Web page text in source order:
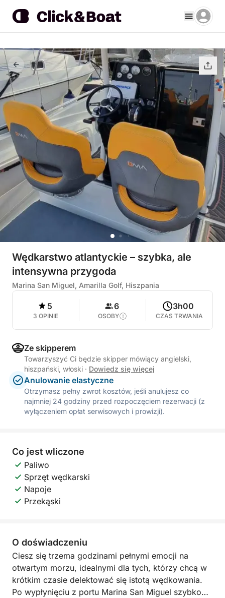
Wędkarstwo atlantyckie – szybka, ale
intensywna przygoda
Marina San Miguel, Amarilla Golf, Hiszpania
5
3 OPINIE
6
OSOBY
3h00
CZAS TRWANIA
Ze skipperem
Towarzyszyć Ci będzie skipper mówiący angielski,
hiszpański, włoski · Dowiedz się więcej
Anulowanie elastyczne
Otrzymasz pełny zwrot kosztów, jeśli anulujesz co
najmniej 24 godziny przed rozpoczęciem rezerwacji (z
wyłączeniem opłat serwisowych i prowizji).
Co jest wliczone
Paliwo
Sprzęt wędkarski
Napoje
Przekąski
O doświadczeniu
Ciesz się trzema godzinami pełnymi emocji na
otwartym morzu, idealnymi dla tych, którzy chcą w
krótkim czasie delektować się istotą wędkowania.
Po wypłynięciu z portu Marina San Miguel szybko